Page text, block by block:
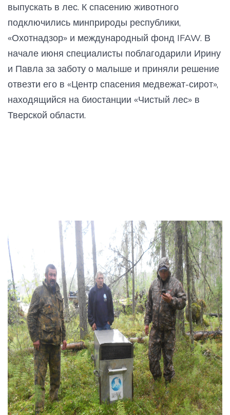
выпускать в лес. К спасению животного
подключились минприроды республики,
«Охотнадзор» и международный фонд IFAW. В
начале июня специалисты поблагодарили Ирину
и Павла за заботу о малыше и приняли решение
отвезти его в «Центр спасения медвежат-сирот»,
находящийся на биостанции «Чистый лес» в
Тверской области.